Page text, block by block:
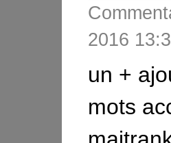
2016
un +
mots